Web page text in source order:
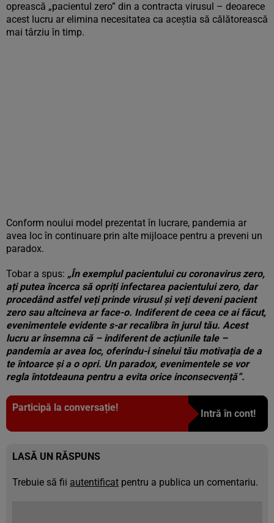
oprească „pacientul zero” din a contracta virusul – deoarece
acest lucru ar elimina necesitatea ca aceștia să călătorească
mai târziu în timp.
Conform noului model prezentat în lucrare, pandemia ar
avea loc în continuare prin alte mijloace pentru a preveni un
paradox.
Tobar a spus: „În exemplul pacientului cu coronavirus zero,
ați putea încerca să opriți infectarea pacientului zero, dar
procedând astfel veți prinde virusul și veți deveni pacient
zero sau altcineva ar face-o. Indiferent de ceea ce ai făcut,
evenimentele evidente s-ar recalibra în jurul tău. Acest
lucru ar însemna că – indiferent de acțiunile tale –
pandemia ar avea loc, oferindu-i sinelui tău motivația de a
te întoarce și a o opri. Un paradox, evenimentele se vor
regla întotdeauna pentru a evita orice inconsecvență”.
Participă la conversație!
Intră în cont!
LASĂ UN RĂSPUNS
Trebuie să fii autentificat pentru a publica un comentariu.